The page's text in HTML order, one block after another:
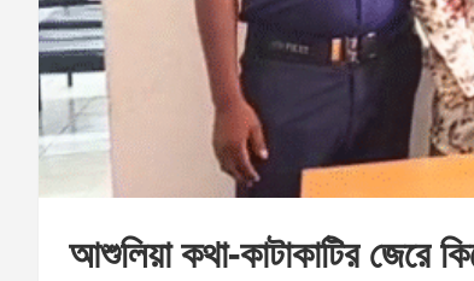
আশুলিয়া কথা-কাটাকাটির জেরে